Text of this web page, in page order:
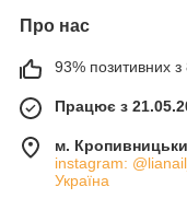
Про нас
93% позитивних з
Працює з
м.
instagram:
Україна